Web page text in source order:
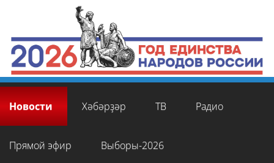
Новости Хәбәрҙәр ТВ Радио
Прямой эфир Выборы-2026